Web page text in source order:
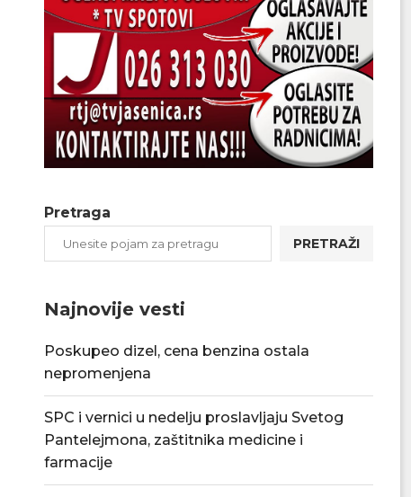
Pretraga
PRETRAŽI
Najnovije vesti
Poskupeo dizel, cena benzina ostala
nepromenjena
SPC i vernici u nedelju proslavljaju Svetog
Pantelejmona, zaštitnika medicine i
farmacije